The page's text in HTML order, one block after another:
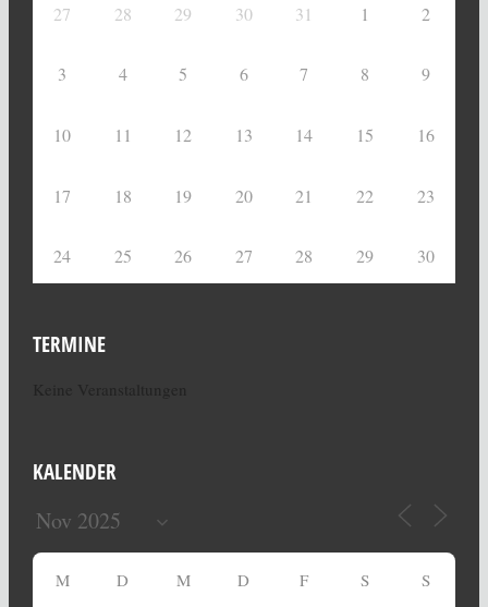
27 28 29 30 31 1 2
3 4 5 6 7 8 9
10 11 12 13 14 15 16
17 18 19 20 21 22 23
24 25 26 27 28 29 30
TERMINE
KALENDER
M D M D F S S